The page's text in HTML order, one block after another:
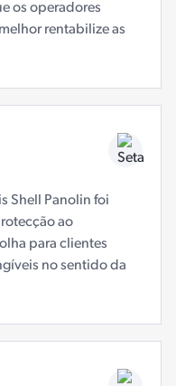
os operadores
rentabilize as
Shell Panolin foi
ao
para clientes
no sentido da